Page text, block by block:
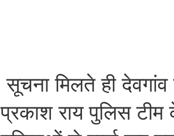
सूचना मिलते ही देवगांव
प्रकाश राय पुलिस